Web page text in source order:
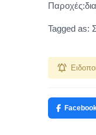
Tagged as: